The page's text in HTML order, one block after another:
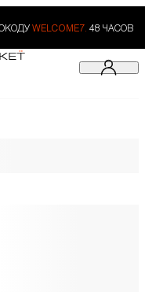
WELCOME7. 48 ЧАСОВ